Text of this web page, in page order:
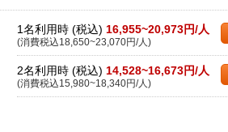
1名利用時 (税込) 16,955~20,973円/人
(消費税込18,650~23,070円/人)
2名利用時 (税込) 14,528~16,673円/人
(消費税込15,980~18,340円/人)